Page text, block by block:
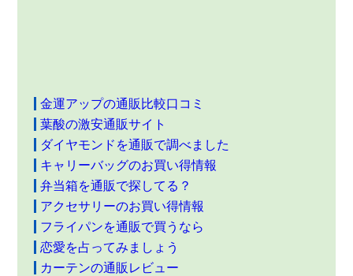
金運アップの通販比較口コミ
葉酸の激安通販サイト
ダイヤモンドを通販で調べました
キャリーバッグのお買い得情報
弁当箱を通販で探してる？
アクセサリーのお買い得情報
フライパンを通販で買うなら
恋愛を占ってみましょう
カーテンの通販レビュー